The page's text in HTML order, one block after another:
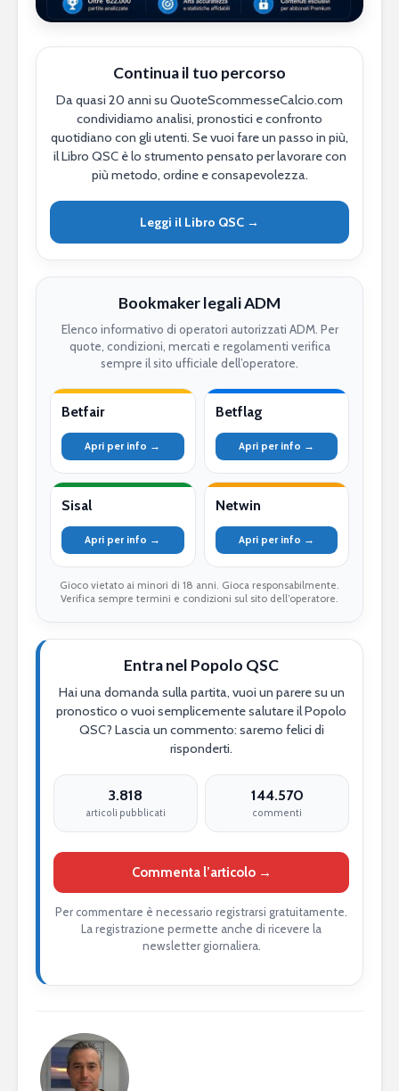
Continua il tuo percorso
Da quasi 20 anni su QuoteScommesseCalcio.com
condividiamo analisi, pronostici e confronto
quotidiano con gli utenti. Se vuoi fare un passo in più,
il Libro QSC è lo strumento pensato per lavorare con
più metodo, ordine e consapevolezza.
Leggi il Libro QSC →
Bookmaker legali ADM
Elenco informativo di operatori autorizzati ADM. Per
quote, condizioni, mercati e regolamenti verifica
sempre il sito ufficiale dell’operatore.
Betfair
Apri per info →
Betflag
Apri per info →
Sisal
Apri per info →
Netwin
Apri per info →
Gioco vietato ai minori di 18 anni. Gioca responsabilmente.
Verifica sempre termini e condizioni sul sito dell’operatore.
Entra nel Popolo QSC
Hai una domanda sulla partita, vuoi un parere su un
pronostico o vuoi semplicemente salutare il Popolo
QSC? Lascia un commento: saremo felici di
risponderti.
3.818
articoli pubblicati
144.570
commenti
Commenta l’articolo →
Per commentare è necessario registrarsi gratuitamente.
La registrazione permette anche di ricevere la
newsletter giornaliera.